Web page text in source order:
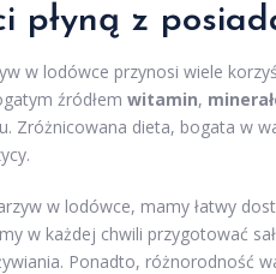
płyną z
w lodówce przynosi wiele
źródłem witamin,
Zróżnicowana dieta, bogata w
w lodówce, mamy łatwy
w każdej chwili przygotować
Ponadto, różnorodność